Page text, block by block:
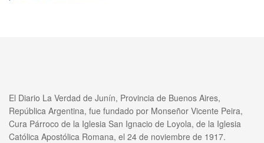
El Diario La Verdad de Junín, Provincia de Buenos Aires,
República Argentina, fue fundado por Monseñor Vicente Peira,
Cura Párroco de la Iglesia San Ignacio de Loyola, de la Iglesia
Católica Apostólica Romana, el 24 de noviembre de 1917.